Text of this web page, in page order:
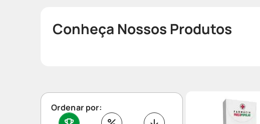
Conheça Nossos Produtos
Ordenar por: